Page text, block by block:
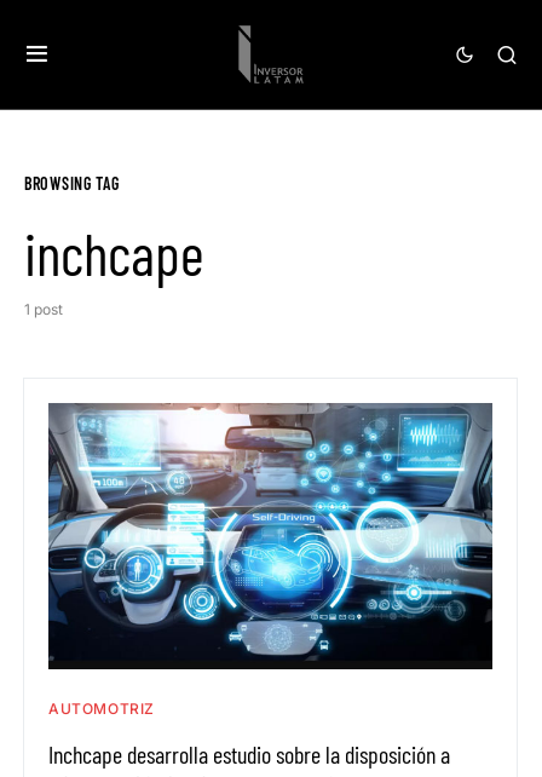
BROWSING TAG
inchcape
1 post
AUTOMOTRIZ
Inchcape desarrolla estudio sobre la disposición a